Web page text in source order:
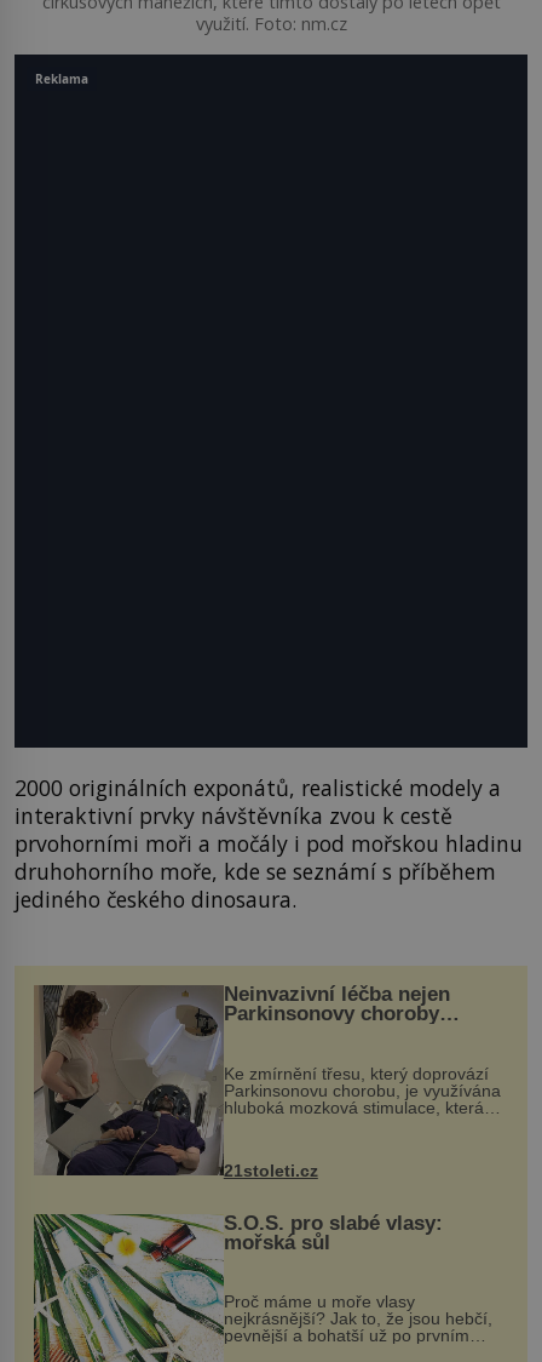
využití. Foto: nm.cz
2000 originálních exponátů, realistické modely a
interaktivní prvky návštěvníka zvou k cestě
prvohorními moři a močály i pod mořskou hladinu
druhohorního moře, kde se seznámí s příběhem
jediného českého dinosaura.
Neinvazivní léčba nejen
Parkinsonovy choroby
Ke zmírnění třesu, který doprovází
Parkinsonovu chorobu, je využívána
hluboká mozková stimulace, která
však vyžaduje vysoce invazivní
k dostatečně přesnému zacílení ...
21stoleti.cz
S.O.S. pro slabé vlasy:
mořská sůl
Proč máme u moře vlasy
nejkrásnější? Jak to, že jsou hebčí,
pevnější a bohatší už po prvním
Reklama